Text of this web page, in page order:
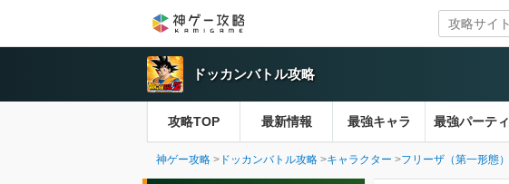
ドッカンバトル攻略
攻略TOP 最新情報 最強キャラ 最強パーティ
神ゲー攻略 ドッカンバトル攻略 キャラクター フリーザ（第一形態）